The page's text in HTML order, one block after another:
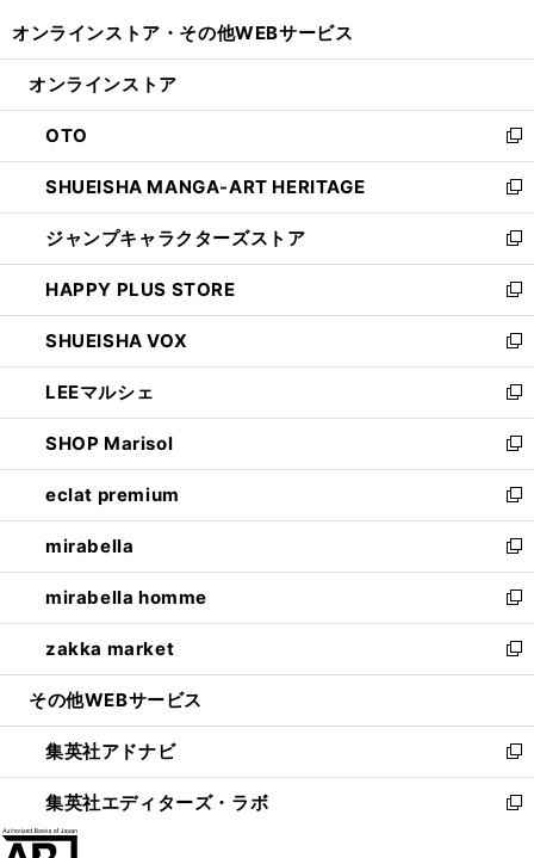
開
ン
ウ
で
開
く
ウ
ン
ド
ウ
で
開
く
オンラインストア・ その他WEBサービス
オンラインストア
OTO
新
し
い
ウ
ィ
ン
ド
ウ
で
開
く
SHUEISHA MANGA-ART HERITAGE
新
し
い
ウ
ィ
ン
ド
ウ
で
開
く
ジャンプキャラクターズストア
新
し
い
ウ
ィ
ン
ド
ウ
で
開
く
HAPPY PLUS STORE
新
し
い
ウ
ィ
ン
ド
ウ
で
開
く
SHUEISHA VOX
新
し
い
ウ
ィ
ン
ド
ウ
で
開
く
LEEマルシェ
新
し
い
ウ
ィ
ン
ド
ウ
で
開
く
SHOP Marisol
新
し
い
ウ
ィ
ン
ド
ウ
で
開
eclat premium
新
し
い
ウ
ィ
ン
ド
ウ
開
く
mirabella
新
し
い
ウ
ィ
ン
ウ
で
開
く
mirabella homme
新
し
い
ウ
ン
ド
ウ
で
zakka market
新
し
ウ
ィ
ン
ド
その他WEBサービス
集英社アドナビ
新
し
い
集英社エディターズ・ラボ
新